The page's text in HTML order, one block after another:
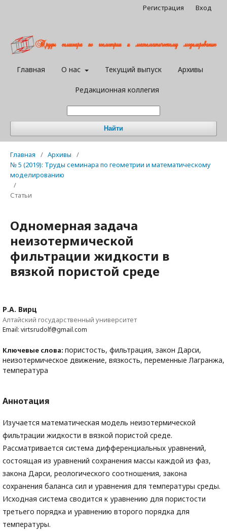
Главная О нас Текущий выпуск Архивы
Редакционная коллегия
Найти
Регистрация Вход
Главная / Архивы
/
№ 5 (2019): Труды семинара по геометрии и математическому
моделированию
/
Статьи
Одномерная задача
неизотермической
фильтрации жидкости в
вязкой пористой среде
Р.А. Вирц
Алтайский государственный университет
Email: virtsrudolf@gmail.com
Ключевые слова: пористость, фильтрация, закон Дарси,
неизотермическое движение, вязкость, переменные Лагранжа,
температура
Аннотация
Изучается математическая модель неизотермической
фильтрации жидкости в вязкой пористой среде.
Рассматривается система дифференциальных уравнений,
состоящая из уравнений сохранения массы каждой из фаз,
закона Дарси, реологического соотношения, закона
сохранения баланса сил и уравнения для температуры среды.
Исходная система сводится к уравнению для пористости
третьего порядка и уравнению второго порядка для
температуры.